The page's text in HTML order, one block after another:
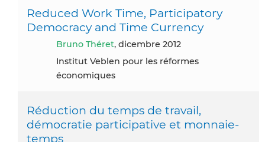
Reduced Work Time, Participatory
Democracy and Time Currency
Bruno Théret, dicembre 2012
Institut Veblen pour les réformes
économiques
Réduction du temps de travail,
démocratie participative et monnaie-
temps